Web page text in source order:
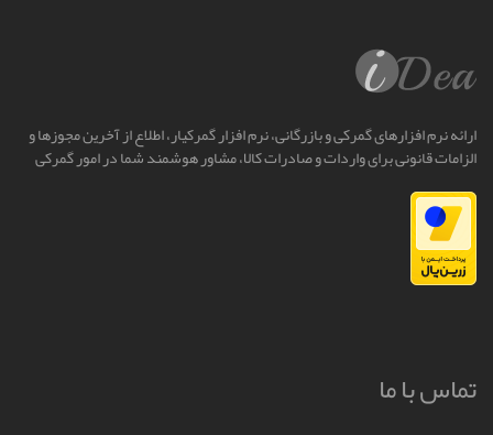
ارائه نرم افزارهای گمرکی و بازرگانی، نرم افزار گمرکیار، اطلاع از آخرین مجوزها و
الزامات قانونی برای واردات و صادرات کالا، مشاور هوشمند شما در امور گمرکی
تماس با ما